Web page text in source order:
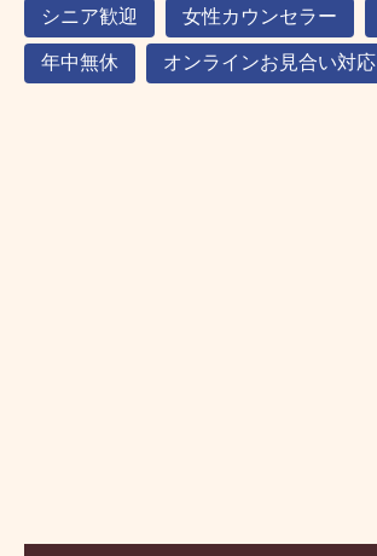
シニア歓迎 女性カウンセラー
年中無休 オンラインお見合い対応